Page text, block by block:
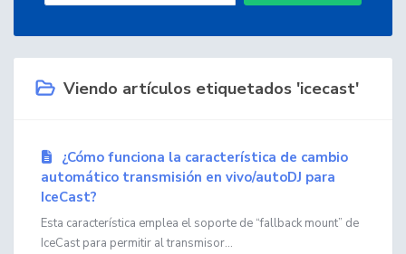
Viendo artículos etiquetados 'icecast'
¿Cómo funciona la caracterí­stica de cambio
automático transmisión en vivo/autoDJ para
IceCast?
Esta característica emplea el soporte de “fallback mount” de
IceCast para permitir al transmisor...